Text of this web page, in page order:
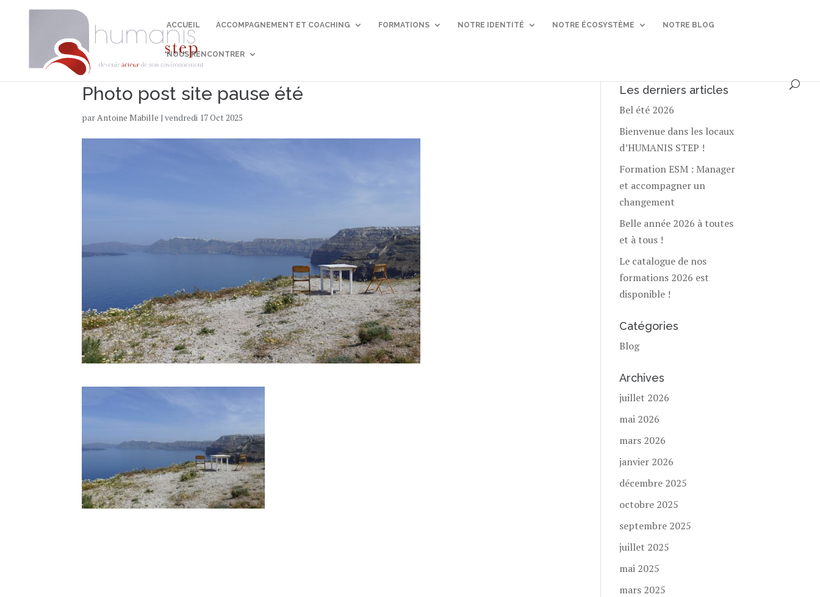
ACCUEIL ACCOMPAGNEMENT ET COACHING FORMATIONS NOTRE IDENTITÉ NOTRE ÉCOSYSTÈME NOTRE BLOG
NOUS RENCONTRER
Photo post site pause été
parAntoine Mabille |vendredi 17 Oct 2025
Les derniers articles
Bel été 2026
Bienvenue dans les locaux
d’HUMANIS STEP !
Formation ESM : Manager
et accompagner un
changement
Belle année 2026 à toutes
et à tous !
Le catalogue de nos
formations 2026 est
disponible !
Catégories
Blog
Archives
juillet 2026
mai 2026
mars 2026
janvier 2026
décembre 2025
octobre 2025
septembre 2025
juillet 2025
mai 2025
mars 2025